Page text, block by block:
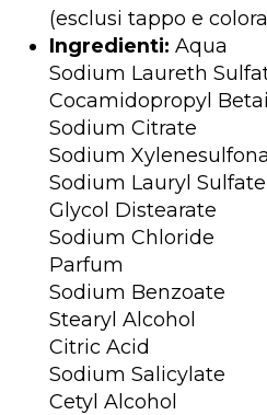
(esclusi tappo e
Ingredienti: Aqua
Sodium Laureth
Cocamidopropyl
Sodium Citrate
Sodium
Sodium Lauryl Sulfate
Glycol Distearate
Sodium Chloride
Parfum
Sodium Benzoate
Stearyl Alcohol
Citric Acid
Sodium Salicylate
Cetyl Alcohol